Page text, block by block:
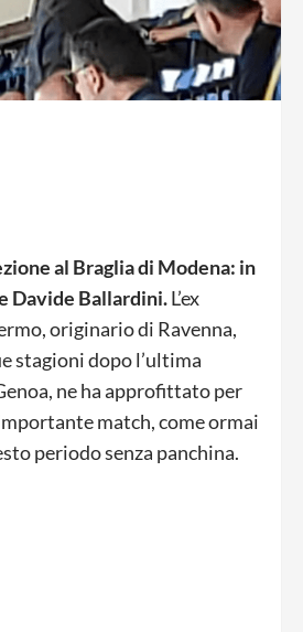
al Braglia di Modena: in
Davide Ballardini.L’ex
originario di Ravenna,
stagioni dopo l’ultima
ne ha approfittato per
match, come ormai
periodo senza panchina.